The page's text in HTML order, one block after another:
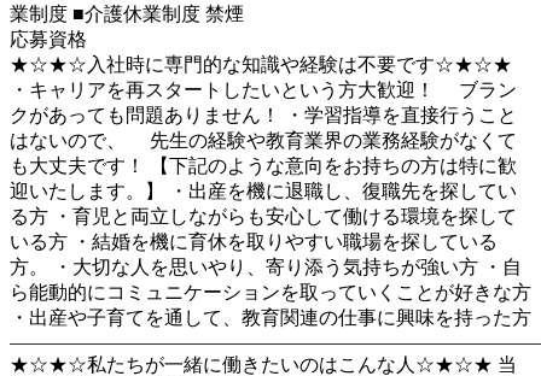
業制度 ■介護休業制度 禁煙
応募資格
★☆★☆入社時に専門的な知識や経験は不要です☆★☆★
・キャリアを再スタートしたいという方大歓迎！ ブラン
クがあっても問題ありません！ ・学習指導を直接行うこと
はないので、 先生の経験や教育業界の業務経験がなくて
も大丈夫です！ 【下記のような意向をお持ちの方は特に歓
迎いたします。】 ・出産を機に退職し、復職先を探してい
る方 ・育児と両立しながらも安心して働ける環境を探して
いる方 ・結婚を機に育休を取りやすい職場を探している
方。 ・大切な人を思いやり、寄り添う気持ちが強い方 ・自
ら能動的にコミュニケーションを取っていくことが好きな方
・出産や子育てを通して、教育関連の仕事に興味を持った方
★☆★☆私たちが一緒に働きたいのはこんな人☆★☆★ 当